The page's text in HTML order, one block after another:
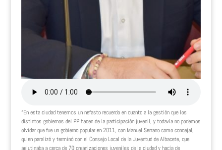
“En esta ciudad tenemos un nefasto recuerdo en cuanto a la gestión que los
distintos gobiernos del PP hacen de la participación juvenil, y todavía no podemos
olvidar que fue un gobierno popular en 2011, con Manuel Serrano como concejal,
quien paralizó y terminó con el Consejo Local de la Juventud de Albacete, que
aglutinaba a cerca de 70 organizaciones juveniles de la ciudad y hacía de